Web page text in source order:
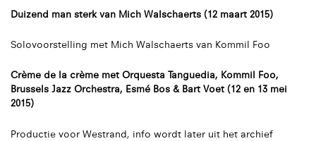
Duizend man sterk van Mich Walschaerts (12 maart 2015)
Solovoorstelling met Mich Walschaerts van Kommil Foo
Crème de la crème met Orquesta Tanguedia, Kommil Foo,
Brussels Jazz Orchestra, Esmé Bos & Bart Voet (12 en 13 mei
2015)
Productie voor Westrand, info wordt later uit het archief